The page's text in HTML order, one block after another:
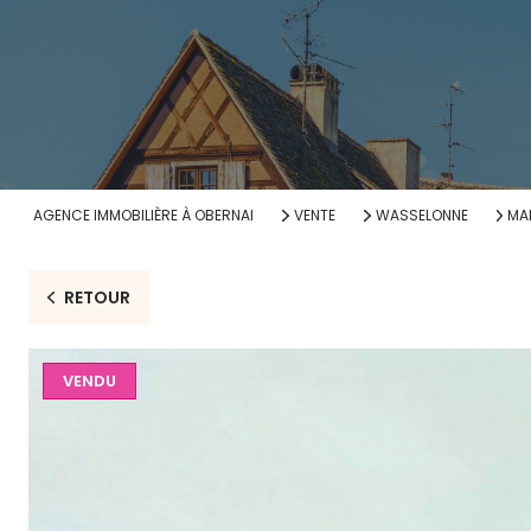
AGENCE IMMOBILIÈRE À OBERNAI VENTE WASSELONNE
RETOUR
VENDU